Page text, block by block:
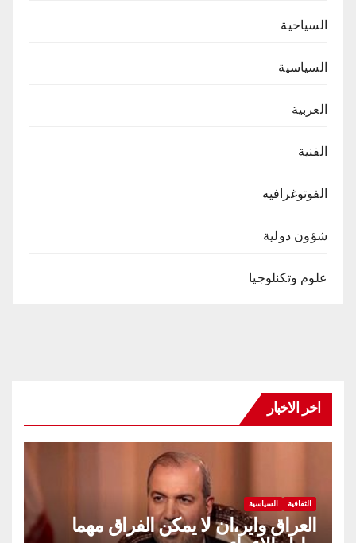
السياحية
السياسية
العربية
الفنية
الفوتوغرافيه
شؤون دولية
علوم وتكنلوجيا
اخر الاخبار
الثقافية السياسية
العراق واير،ان لا يمكن الفراق مهما